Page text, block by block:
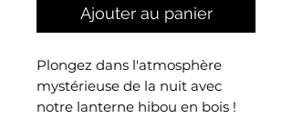
Ajouter au panier
Plongez dans l'atmosphère
mystérieuse de la nuit avec
notre lanterne hibou en bois !